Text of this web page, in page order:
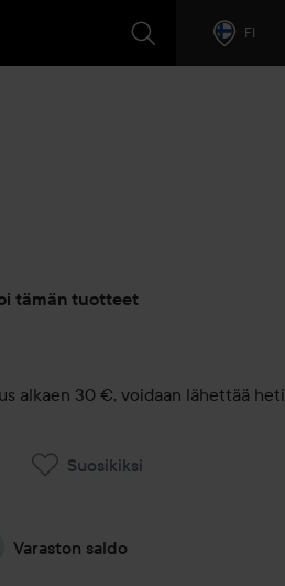
FI
tämän tuotteet
alkaen 30 €, voidaan lähettää heti
Suosikiksi
Varaston saldo